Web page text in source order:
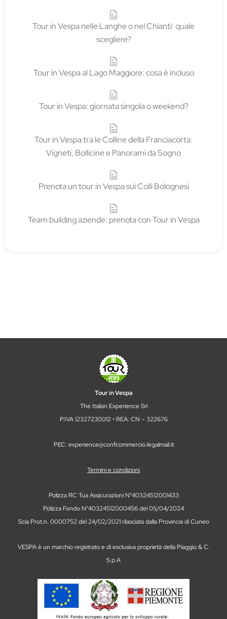
Tour in Vespa nelle Langhe o nel Chianti: quale
scegliere?
Tour in Vespa al Lago Maggiore: cosa è incluso
Tour in Vespa: giornata singola o weekend?
Tour in Vespa tra le Colline della Franciacorta:
Vigneti, Bollicine e Panorami da Sogno
Prenota un tour in Vespa sui Colli Bolognesi
Team building aziende: prenota con Tour in Vespa
Tour in Vespa
The Italian Experience Srl
P.IVA 12327230012 • REA: CN – 322676
PEC: experience@confcommercio.legalmail.it
Termini e condizioni
Polizza RC Tua Assicurazioni N°40324512001433
Polizza Fondo N°40324512000456 del 05/04/2024
Scia Prot.n. 0000752 del 24/02/2021 rilasciata dalla Provincia di Cuneo
VESPA è un marchio registrato e di esclusiva proprietà della Piaggio & C.
S.p.A